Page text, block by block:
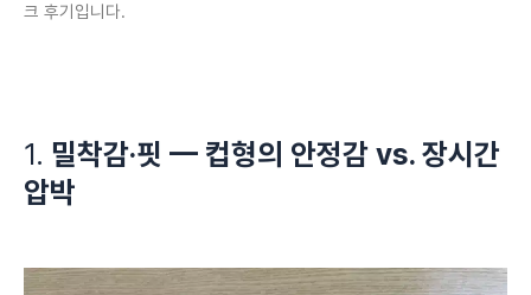
크 후기입니다.
1. 밀착감·핏 — 컵형의 안정감 vs. 장시간
압박